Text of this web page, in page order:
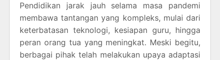
Pendidikan jarak jauh selama masa pandemi
membawa tantangan yang kompleks, mulai dari
keterbatasan teknologi, kesiapan guru, hingga
peran orang tua yang meningkat. Meski begitu,
berbagai pihak telah melakukan upaya adaptasi